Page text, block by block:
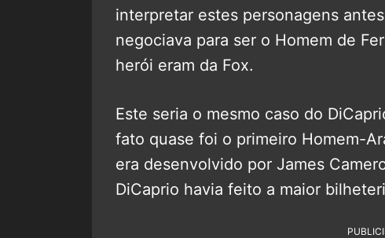
interpretar estes personagens
negociava para ser o Homem de
herói eram da Fox.
Este seria o mesmo caso do
fato quase foi o primeiro Homem-
era desenvolvido por James
DiCaprio havia feito a maior